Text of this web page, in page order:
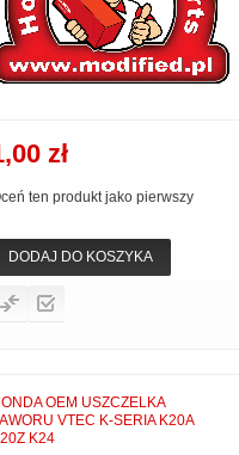
zł
ten produkt jako pierwszy
DODAJ DO KOSZYKA
OEM USZCZELKA
VTEC K-SERIA K20A
K24